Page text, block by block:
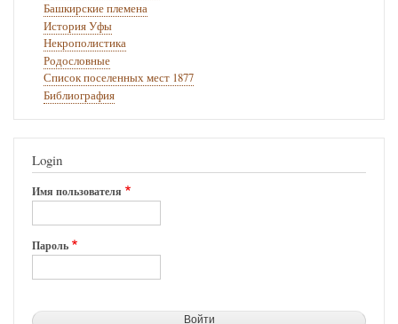
Башкирские племена
История Уфы
Некрополистика
Родословные
Список поселенных мест 1877
Библиография
Login
Имя пользователя
Пароль